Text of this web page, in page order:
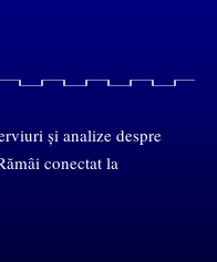
și analize despre
conectat la